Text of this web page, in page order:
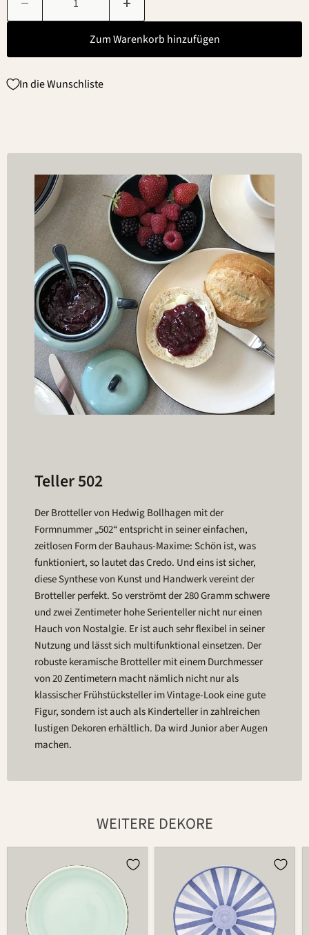
Zum Warenkorb hinzufügen
In die Wunschliste
Teller 502
Der Brotteller von Hedwig Bollhagen mit der
Formnummer „502“ entspricht in seiner einfachen,
zeitlosen Form der Bauhaus-Maxime: Schön ist, was
funktioniert, so lautet das Credo. Und eins ist sicher,
diese Synthese von Kunst und Handwerk vereint der
Brotteller perfekt. So verströmt der 280 Gramm schwere
und zwei Zentimeter hohe Serienteller nicht nur einen
Hauch von Nostalgie. Er ist auch sehr flexibel in seiner
Nutzung und lässt sich multifunktional einsetzen. Der
robuste keramische Brotteller mit einem Durchmesser
von 20 Zentimetern macht nämlich nicht nur als
klassischer Frühstücksteller im Vintage-Look eine gute
Figur, sondern ist auch als Kinderteller in zahlreichen
lustigen Dekoren erhältlich. Da wird Junior aber Augen
machen.
WEITERE DEKORE